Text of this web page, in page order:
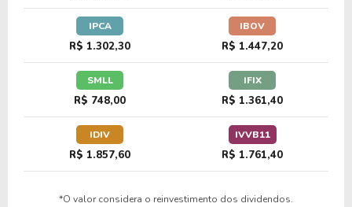
IPCA
R$ 1.302,30
IBOV
R$ 1.447,20
SMLL
R$ 748,00
IFIX
R$ 1.361,40
IDIV
R$ 1.857,60
IVVB11
R$ 1.761,40
*O valor considera o reinvestimento dos dividendos.